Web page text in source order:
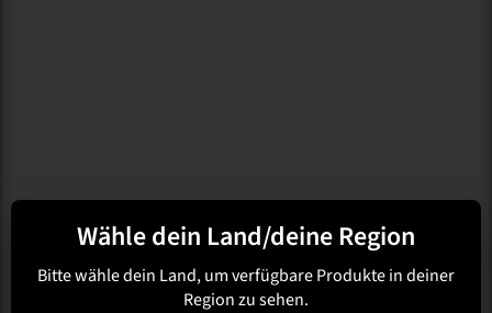
Wähle dein Land/deine Region
Bitte wähle dein Land, um verfügbare Produkte in deiner
Region zu sehen.